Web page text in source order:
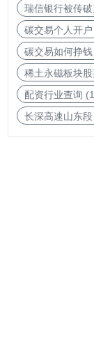
瑞信银行被传
碳交易个人开户
碳交易如何挣钱
稀土永磁板块
配资行业查询
长深高速山东段